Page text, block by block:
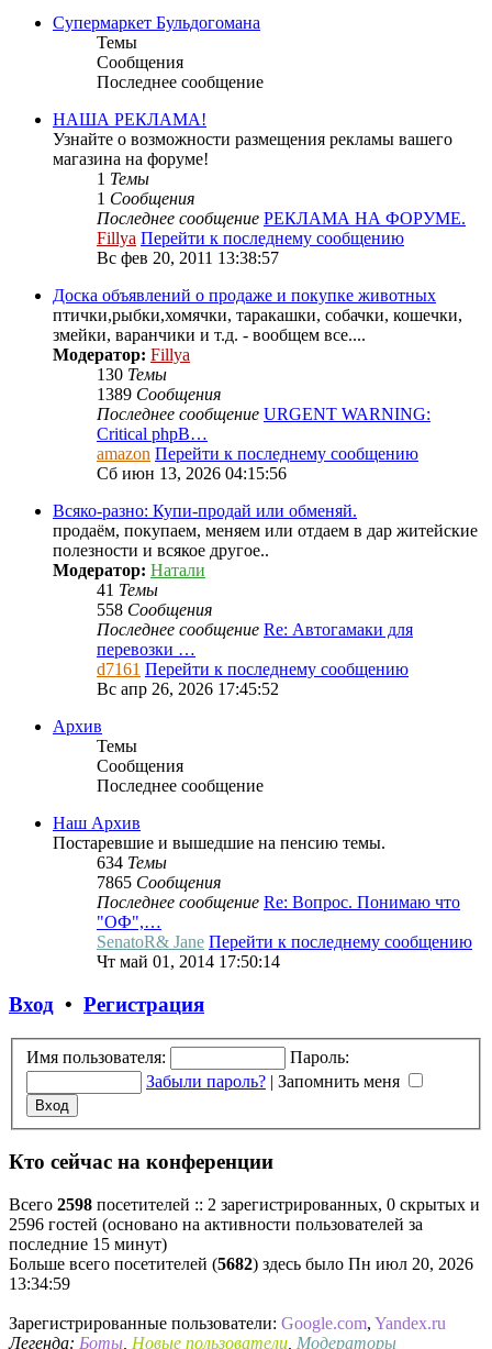
Супермаркет Бульдогомана
Темы
Сообщения
Последнее сообщение
НАША РЕКЛАМА!
Узнайте о возможности размещения рекламы вашего
магазина на форуме!
1 Темы
1 Сообщения
Последнее сообщение РЕКЛАМА НА ФОРУМЕ.
Fillya Перейти к последнему сообщению
Вс фев 20, 2011 13:38:57
Доска объявлений о продаже и покупке животных
птички,рыбки,хомячки, таракашки, собачки, кошечки,
змейки, варанчики и т.д. - вообщем все....
Модератор: Fillya
130 Темы
1389 Сообщения
Последнее сообщение URGENT WARNING:
Critical phpB…
amazon Перейти к последнему сообщению
Сб июн 13, 2026 04:15:56
Всяко-разно: Купи-продай или обменяй.
продаём, покупаем, меняем или отдаем в дар житейские
полезности и всякое другое..
Модератор: Натали
41 Темы
558 Сообщения
Последнее сообщение Re: Автогамаки для
перевозки …
d7161 Перейти к последнему сообщению
Вс апр 26, 2026 17:45:52
Архив
Темы
Сообщения
Последнее сообщение
Наш Архив
Постаревшие и вышедшие на пенсию темы.
634 Темы
7865 Сообщения
Последнее сообщение Re: Вопрос. Понимаю что
"ОФ",…
SenatoR& Jane Перейти к последнему сообщению
Чт май 01, 2014 17:50:14
Вход • Регистрация
Имя пользователя:
Пароль:
Забыли пароль? | Запомнить меня
Кто сейчас на конференции
Всего 2598 посетителей :: 2 зарегистрированных, 0 скрытых и
2596 гостей (основано на активности пользователей за
последние 15 минут)
Больше всего посетителей (5682) здесь было Пн июл 20, 2026
13:34:59
Зарегистрированные пользователи: Google.com, Yandex.ru
Легенда: Боты Новые пользователи Модераторы